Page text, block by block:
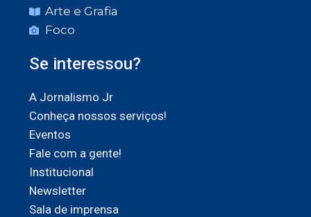
Arte e Grafia
Foco
Se interessou?
A Jornalismo Jr
Conheça nossos serviços!
Eventos
Fale com a gente!
Institucional
Newsletter
Sala de imprensa